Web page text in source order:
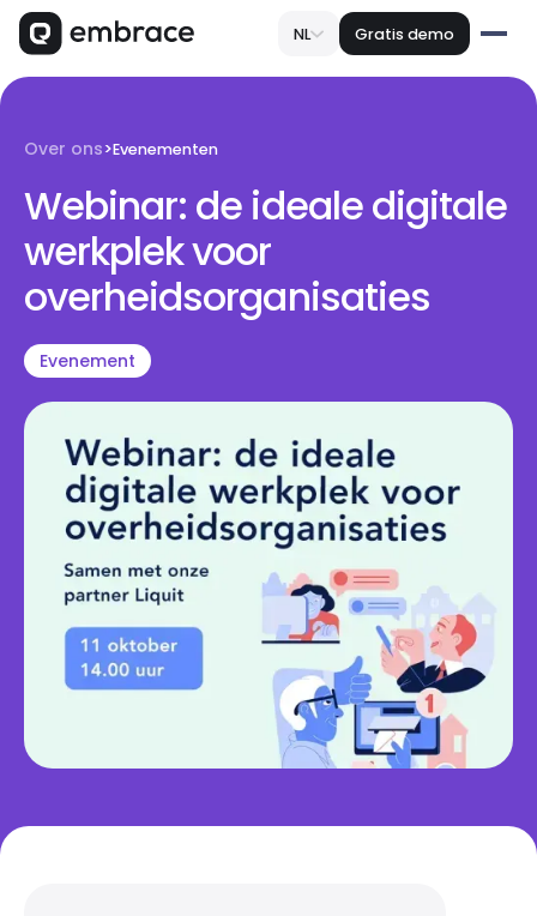
NL Gratis demo
Over ons>Evenementen
Webinar: de ideale digitale
werkplek voor
overheidsorganisaties
Evenement